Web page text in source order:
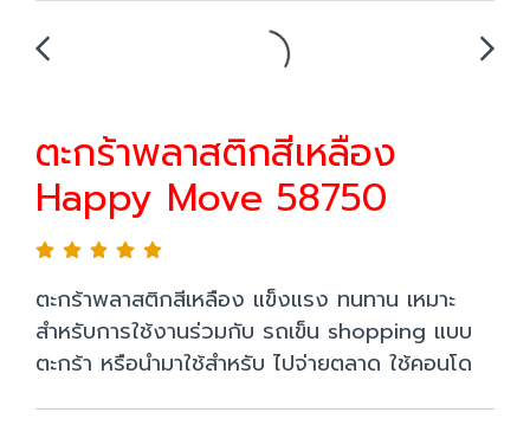
ตะกร้าพลาสติกสีเหลือง
Happy Move 58750
ตะกร้าพลาสติกสีเหลือง แข็งแรง ทนทาน เหมาะ
สำหรับการใช้งานร่วมกับ รถเข็น shopping แบบ
ตะกร้า หรือนำมาใช้สำหรับ ไปจ่ายตลาด ใช้คอนโด